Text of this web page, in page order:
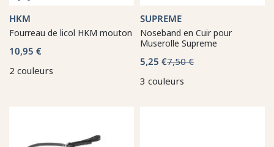
HKM
Fourreau de licol HKM mouton
10,95 €
2 couleurs
SUPREME
Noseband en Cuir pour
Muserolle Supreme
5,25 €7,50 €
3 couleurs